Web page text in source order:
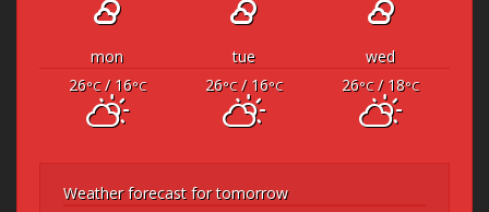
mon tue
wed
26°C/ 16°C 26°C/ 16°C 26°C/ 18°C
Weather forecast for tomorrow